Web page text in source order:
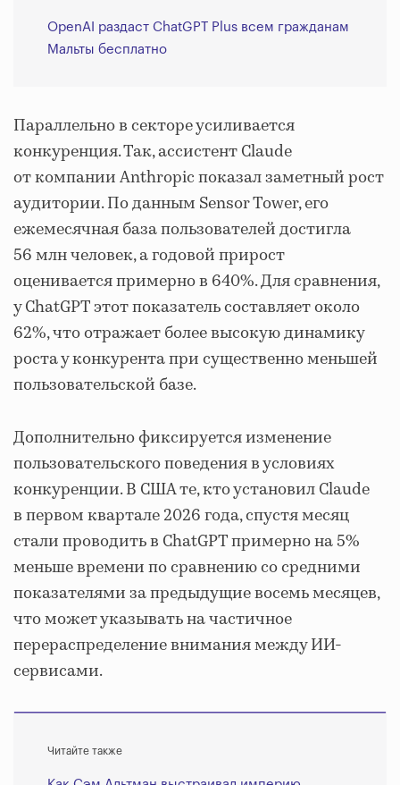
OpenAI раздаст ChatGPT Plus всем гражданам
Мальты бесплатно
Параллельно в секторе усиливается
конкуренция. Так, ассистент Claude
от компании Anthropic показал заметный рост
аудитории. По данным Sensor Tower, его
ежемесячная база пользователей достигла
56 млн человек, а годовой прирост
оценивается примерно в 640%. Для сравнения,
у ChatGPT этот показатель составляет около
62%, что отражает более высокую динамику
роста у конкурента при существенно меньшей
пользовательской базе.
Дополнительно фиксируется изменение
пользовательского поведения в условиях
конкуренции. В США те, кто установил Claude
в первом квартале 2026 года, спустя месяц
стали проводить в ChatGPT примерно на 5%
меньше времени по сравнению со средними
показателями за предыдущие восемь месяцев,
что может указывать на частичное
перераспределение внимания между ИИ-
сервисами.
Читайте также